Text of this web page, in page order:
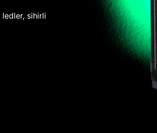
ledler, sihirli